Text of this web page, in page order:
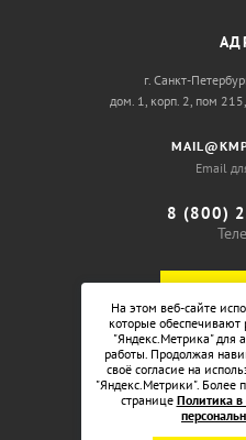
г. Санкт-
дом. 1, корп. 2, пом
Email
8 (800)
На этом веб-сайте
которые
"Яндекс.Метрика" для
работы. Продолжая
своё согласие на
"Яндекс.Метрики". Более
странице Политика в